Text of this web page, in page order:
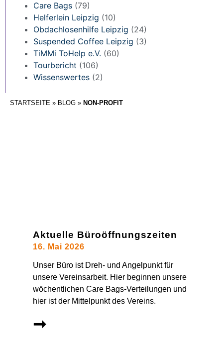
STARTSEITE » BLOG » NON-PROFIT
Aktuelle Büroöffnungszeiten
16. Mai 2026
Unser Büro ist Dreh- und Angelpunkt für
unsere Vereinsarbeit. Hier beginnen unsere
wöchentlichen Care Bags-Verteilungen und
hier ist der Mittelpunkt des Vereins.
➞
Care Bags (79)
Helferlein Leipzig (10)
Obdachlosenhilfe Leipzig (24)
Suspended Coffee Leipzig (3)
TiMMi ToHelp e.V. (60)
Tourbericht (106)
Wissenswertes (2)